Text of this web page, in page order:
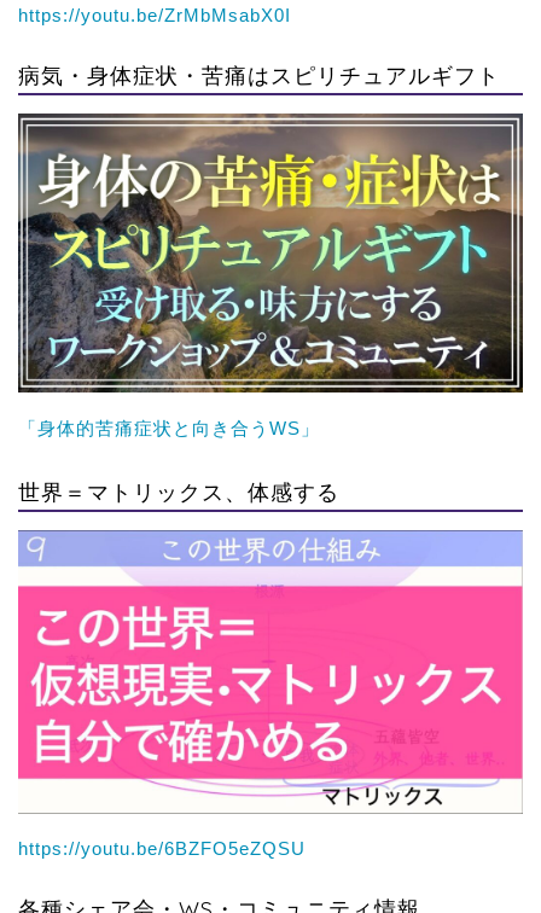
https://youtu.be/ZrMbMsabX0I
病気・身体症状・苦痛はスピリチュアルギフト
「身体的苦痛症状と向き合うWS」
世界＝マトリックス、体感する
https://youtu.be/6BZFO5eZQSU